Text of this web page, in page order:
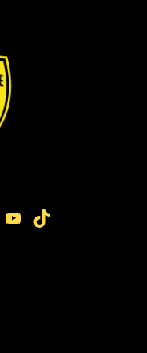
YouTube TikTok